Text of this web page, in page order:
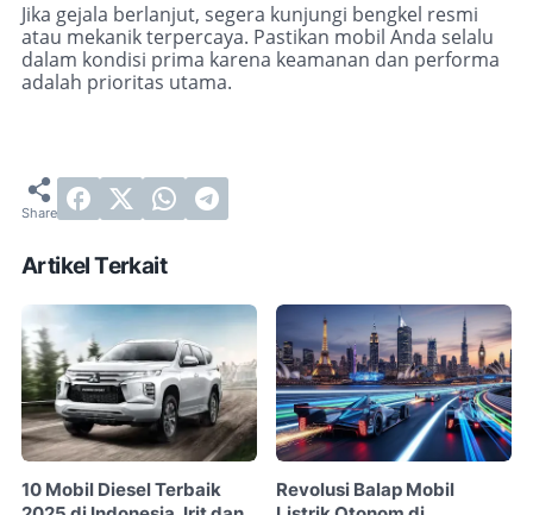
Jika gejala berlanjut, segera kunjungi bengkel resmi
atau mekanik terpercaya. Pastikan mobil Anda selalu
dalam kondisi prima karena keamanan dan performa
adalah prioritas utama.
Artikel Terkait
10 Mobil Diesel Terbaik
Revolusi Balap Mobil